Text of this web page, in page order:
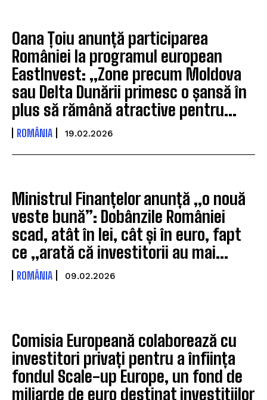
Oana Țoiu anunță participarea
României la programul european
EastInvest: „Zone precum Moldova
sau Delta Dunării primesc o șansă în
plus să rămână atractive pentru...
ROMÂNIA 19.02.2026
Ministrul Finanțelor anunță „o nouă
veste bună”: Dobânzile României
scad, atât în lei, cât și în euro, fapt
ce „arată că investitorii au mai...
ROMÂNIA 09.02.2026
Comisia Europeană colaborează cu
investitori privați pentru a înființa
fondul Scale-up Europe, un fond de
miliarde de euro destinat investițiilor